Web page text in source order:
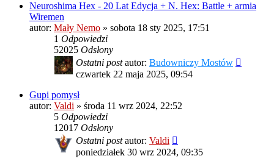
Neuroshima Hex - 20 Lat Edycja + N. Hex: Battle + armia
Wiremen
autor: Mały Nemo » sobota 18 sty 2025, 17:51
1 Odpowiedzi
52025 Odsłony
Ostatni postautor: Budowniczy Mostów
czwartek 22 maja 2025, 09:54
Gupi pomysł
autor: Valdi » środa 11 wrz 2024, 22:52
5 Odpowiedzi
12017 Odsłony
Ostatni postautor: Valdi
poniedziałek 30 wrz 2024, 09:35